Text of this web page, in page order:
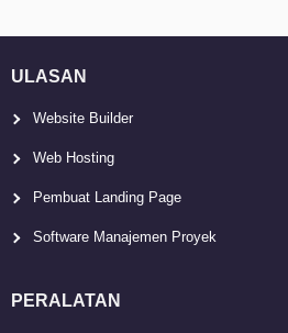
ULASAN
Website Builder
Web Hosting
Pembuat Landing Page
Software Manajemen Proyek
PERALATAN